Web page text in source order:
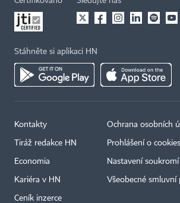
Stáhněte si aplikaci HN
Kontakty
Tiráž redakce HN
Economia
Kariéra v HN
Ceník inzerce
Ochrana osobních
Prohlášení o cookies
Nastavení soukromí
Všeobecné smluvní